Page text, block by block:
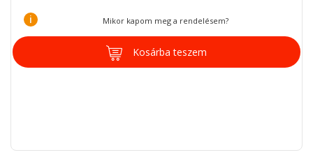
i Mikor kapom meg a rendelésem?
Kosárba teszem